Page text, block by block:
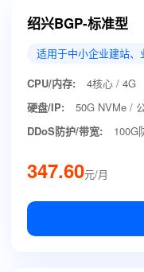
绍兴BGP-标准型
适用于中小企业建站、
CPU/内存:
4核心 / 4G
硬盘/IP:
50G NVMe /
DDoS防护/带宽:
100G
347.60元/月